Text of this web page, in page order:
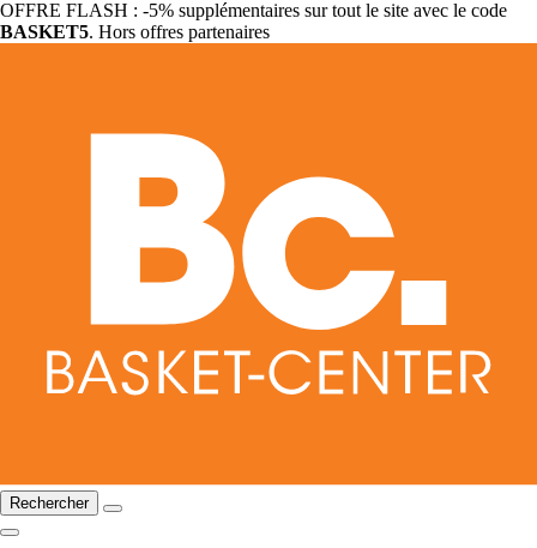
OFFRE FLASH : -5% supplémentaires sur tout le site avec le code
BASKET5. Hors offres partenaires
Rechercher